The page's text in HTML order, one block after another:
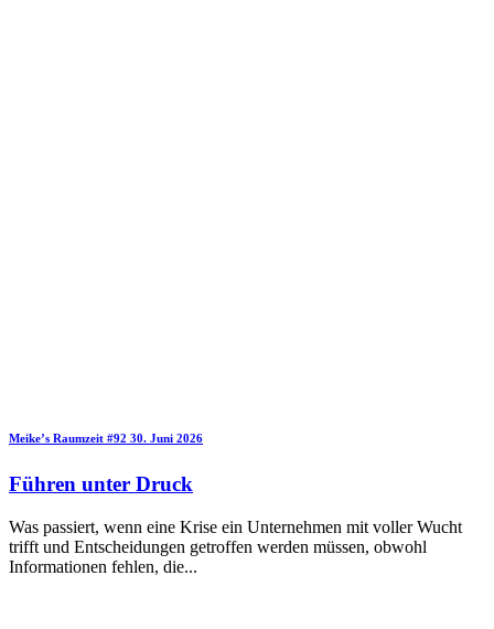
Meike’s Raumzeit #92 30. Juni 2026
Führen unter Druck
Was passiert, wenn eine Krise ein Unternehmen mit voller Wucht
trifft und Entscheidungen getroffen werden müssen, obwohl
Informationen fehlen, die...